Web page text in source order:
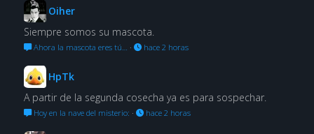
Oiher
Siempre somos su mascota.
Ahora la mascota eres tú… · hace 2 horas
HpTk
A partir de la segunda cosecha ya es para sospechar.
Hoy en la nave del misterio: · hace 2 horas